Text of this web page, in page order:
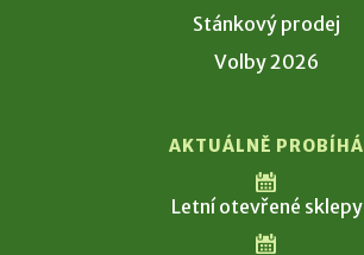
Stánkový prodej
Volby 2026
AKTUÁLNĚ PROBÍHÁ
Letní otevřené sklepy